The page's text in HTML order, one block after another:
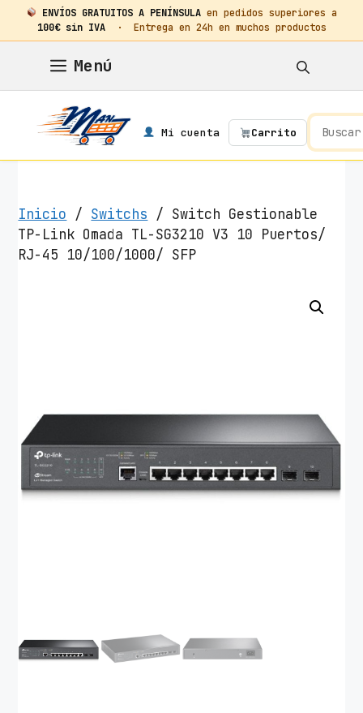
ENVÍOS GRATUITOS A PENÍNSULA en pedidos superiores a
100€ sin IVA· Entrega en 24h en muchos productos
contenido
Menú
Mi cuenta Carrito
Inicio / Switchs / Switch Gestionable
TP-Link Omada TL-SG3210 V3 10 Puertos/
RJ-45 10/100/1000/ SFP